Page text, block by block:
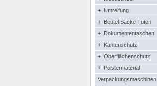
+ Umreifung
+ Beutel Säcke Tüten
+ Dokumententaschen
+ Kantenschutz
+ Oberflächenschutz
+ Polstermaterial
Verpackungsmaschinen